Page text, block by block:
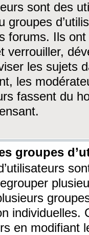
sont des
groupes
forums. Ils ont
verrouiller,
les sujets
les
fassent du
groupes
individuelles.
en modifiant